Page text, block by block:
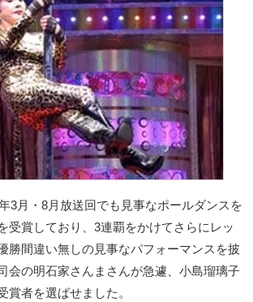
3月・8月放送回でも見事なポールダンスを
受賞しており、3連覇をかけてさらにレッ
勝間違い無しの見事なパフォーマンスを披
会の明石家さんまさんが急遽、小島瑠璃子
賞者を選ばせました。